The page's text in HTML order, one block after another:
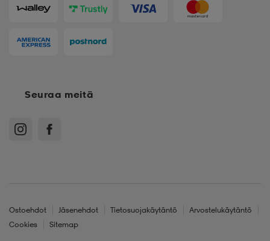
Seuraa meitä
Ostoehdot Jäsenehdot Tietosuojakäytäntö
Arvostelukäytäntö
Cookies
Sitemap